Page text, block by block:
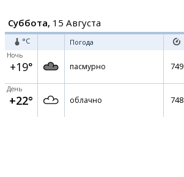
Суббота, 15 Августа
°C Погода
Ночь
+19° пасмурно 749
День
+22° облачно 748